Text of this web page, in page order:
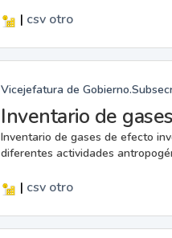
| csv otro
Vicejefatura de
Inventario de
Inventario de gases de efecto
diferentes actividades
| csv otro